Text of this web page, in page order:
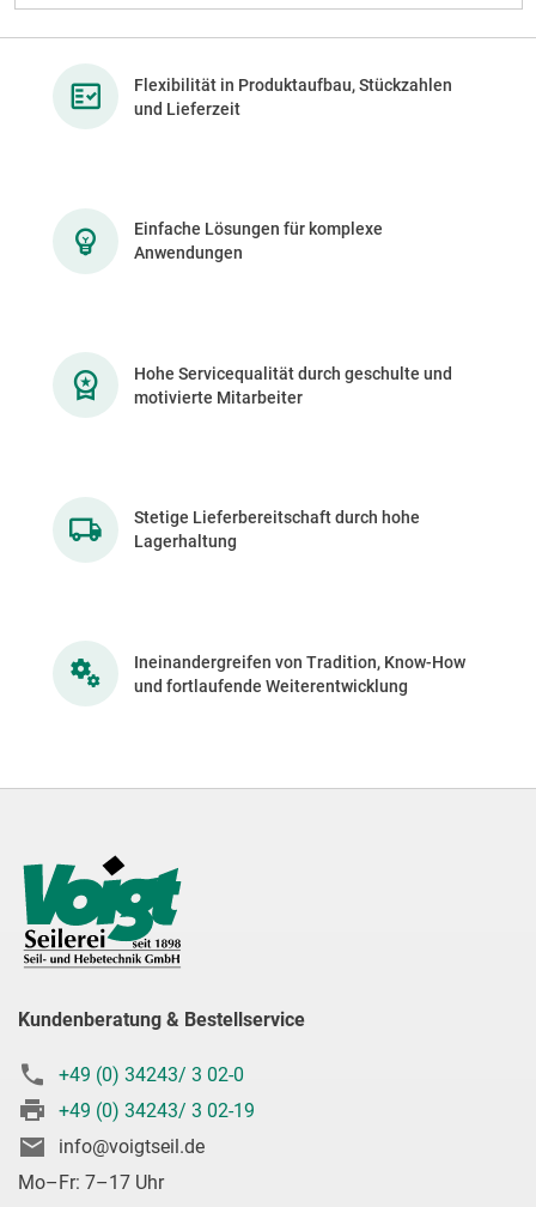
Flexibilität in Produktaufbau, Stückzahlen
und Lieferzeit
Einfache Lösungen für komplexe
Anwendungen
Hohe Servicequalität durch geschulte und
motivierte Mitarbeiter
Stetige Lieferbereitschaft durch hohe
Lagerhaltung
Ineinandergreifen von Tradition, Know-How
und fortlaufende Weiterentwicklung
Kundenberatung & Bestellservice
+49 (0) 34243/ 3 02-0
+49 (0) 34243/ 3 02-19
info@voigtseil.de
Mo–Fr: 7–17 Uhr